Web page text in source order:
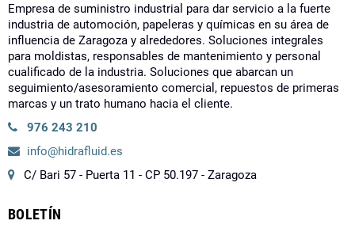
Empresa de suministro industrial para dar servicio a la fuerte
industria de automoción, papeleras y químicas en su área de
influencia de Zaragoza y alrededores. Soluciones integrales
para moldistas, responsables de mantenimiento y personal
cualificado de la industria. Soluciones que abarcan un
seguimiento/asesoramiento comercial, repuestos de primeras
marcas y un trato humano hacia el cliente.
976 243 210
info@hidrafluid.es
C/ Bari 57 - Puerta 11 - CP 50.197 - Zaragoza
BOLETÍN